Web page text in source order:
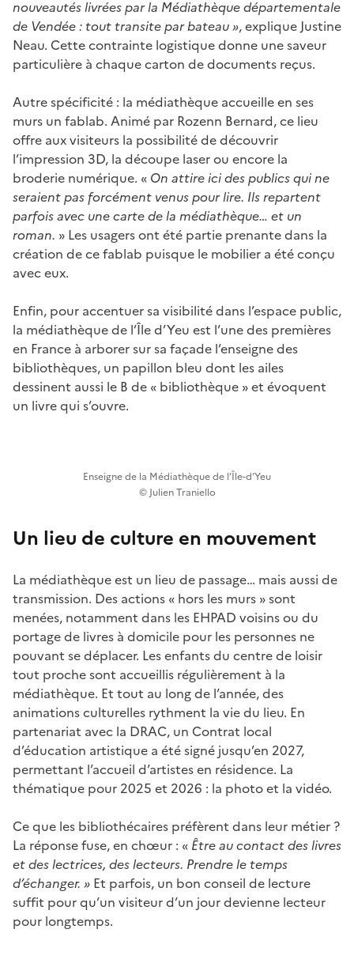
nouveautés livrées par la Médiathèque départementale
de Vendée : tout transite par bateau », explique Justine
Neau. Cette contrainte logistique donne une saveur
particulière à chaque carton de documents reçus.
Autre spécificité : la médiathèque accueille en ses
murs un fablab. Animé par Rozenn Bernard, ce lieu
offre aux visiteurs la possibilité de découvrir
l’impression 3D, la découpe laser ou encore la
broderie numérique. « On attire ici des publics qui ne
seraient pas forcément venus pour lire. Ils repartent
parfois avec une carte de la médiathèque… et un
roman. » Les usagers ont été partie prenante dans la
création de ce fablab puisque le mobilier a été conçu
avec eux.
Enfin, pour accentuer sa visibilité dans l’espace public,
la médiathèque de l’Île d’Yeu est l’une des premières
en France à arborer sur sa façade l’enseigne des
bibliothèques, un papillon bleu dont les ailes
dessinent aussi le B de « bibliothèque » et évoquent
un livre qui s’ouvre.
Enseigne de la Médiathèque de l’Île-d’Yeu
© Julien Traniello
Un lieu de culture en mouvement
La médiathèque est un lieu de passage… mais aussi de
transmission. Des actions « hors les murs » sont
menées, notamment dans les EHPAD voisins ou du
portage de livres à domicile pour les personnes ne
pouvant se déplacer. Les enfants du centre de loisir
tout proche sont accueillis régulièrement à la
médiathèque. Et tout au long de l’année, des
animations culturelles rythment la vie du lieu. En
partenariat avec la DRAC, un Contrat local
d’éducation artistique a été signé jusqu’en 2027,
permettant l’accueil d’artistes en résidence. La
thématique pour 2025 et 2026 : la photo et la vidéo.
Ce que les bibliothécaires préfèrent dans leur métier ?
La réponse fuse, en chœur : « Être au contact des livres
et des lectrices, des lecteurs. Prendre le temps
d’échanger. » Et parfois, un bon conseil de lecture
suffit pour qu’un visiteur d’un jour devienne lecteur
pour longtemps.